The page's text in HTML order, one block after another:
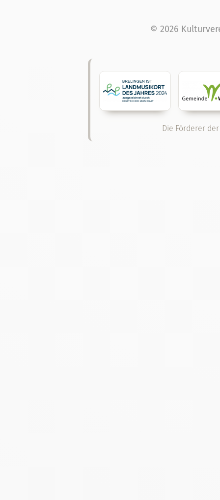
© 2026
Die Förderer